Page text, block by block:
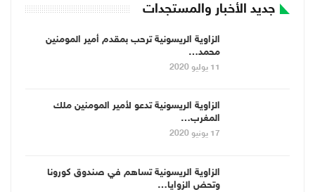
جديد الأخبار والمستجدات
الزاوية الريسونية ترحب بمقدم أمير المومنين
محمد…
11 يوليو 2020
الزاوية الريسونية تدعو لأمير المومنين ملك
المغرب…
17 يونيو 2020
الزاوية الريسونية تساهم في صندوق كورونا
وتحض الزوايا…